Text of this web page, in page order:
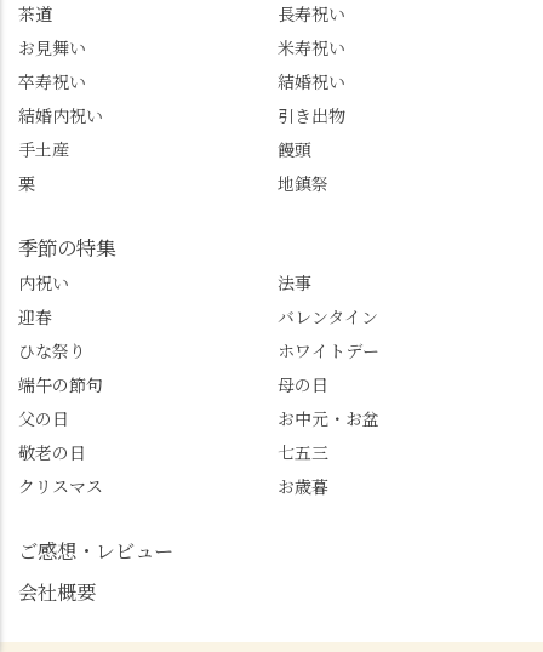
茶道
長寿祝い
お見舞い
米寿祝い
卒寿祝い
結婚祝い
結婚内祝い
引き出物
手土産
饅頭
栗
地鎮祭
季節の特集
内祝い
法事
迎春
バレンタイン
ひな祭り
ホワイトデー
端午の節句
母の日
父の日
お中元・お盆
敬老の日
七五三
クリスマス
お歳暮
ご感想・レビュー
会社概要